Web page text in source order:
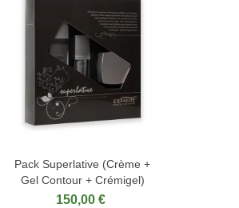
Ajouter au panier
Pack Superlative (Crème +
Gel Contour + Crémigel)
150,00 €